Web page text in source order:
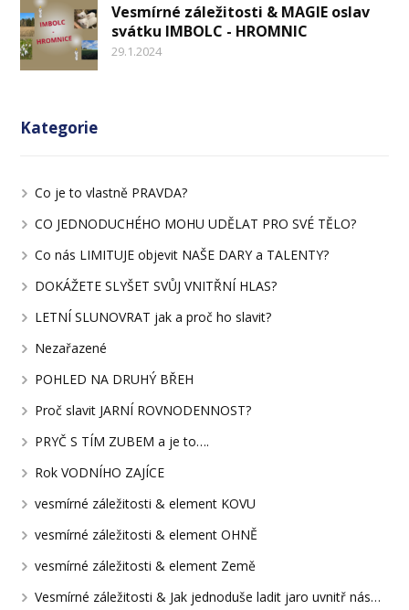
Vesmírné záležitosti & MAGIE oslav
svátku IMBOLC - HROMNIC
29.1.2024
Kategorie
Co je to vlastně PRAVDA?
CO JEDNODUCHÉHO MOHU UDĚLAT PRO SVÉ TĚLO?
Co nás LIMITUJE objevit NAŠE DARY a TALENTY?
DOKÁŽETE SLYŠET SVŮJ VNITŘNÍ HLAS?
LETNÍ SLUNOVRAT jak a proč ho slavit?
Nezařazené
POHLED NA DRUHÝ BŘEH
Proč slavit JARNÍ ROVNODENNOST?
PRYČ S TÍM ZUBEM a je to….
Rok VODNÍHO ZAJÍCE
vesmírné záležitosti & element KOVU
vesmírné záležitosti & element OHNĚ
vesmírné záležitosti & element Země
Vesmírné záležitosti & Jak jednoduše ladit jaro uvnitř nás…